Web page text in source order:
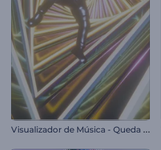
V
isualizador de Música - Queda em Loop